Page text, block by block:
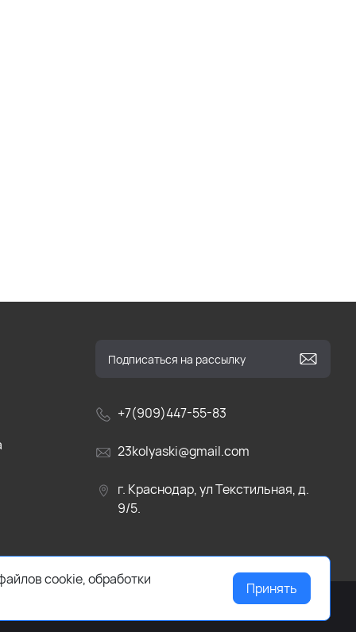
+7(909)447-55-83
23kolyaski@gmail.com
г. Краснодар, ул Текстильная, д.
9/5.
cookie, обработки
Принять